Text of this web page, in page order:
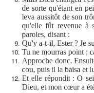
de sorte qu'étant en
leva aussitôt de son
qu'elle fût revenue à
paroles, disant :
Qu'y a-t-il, Ester ? Je
Tu ne mourras point ;
Approche donc.
cou, puis il la baisa et
Et elle répondit : O
Dieu, et mon cœur a